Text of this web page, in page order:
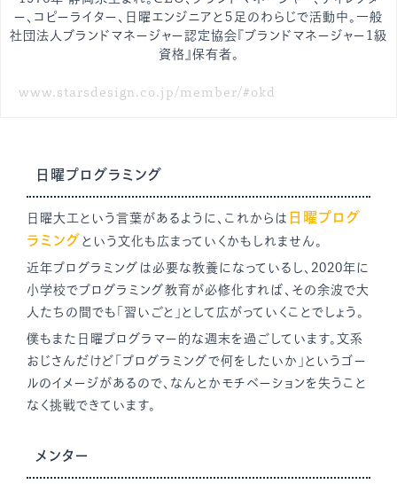
ー、コピーライター、日曜エンジニアと５足のわらじで活動中。一般
社団法人ブランドマネージャー認定協会『ブランドマネージャー1級
資格』保有者。
www.starsdesign.co.jp/member/#okd
日曜プログラミング
日曜大工という言葉があるように、これからは 日曜プログ
ラミング という文化も広まっていくかもしれません。
近年プログラミングは必要な教養になっているし、2020年に
小学校でプログラミング教育が必修化すれば、その余波で大
人たちの間でも「習いごと」として広がっていくことでしょう。
僕もまた日曜プログラマー的な週末を過ごしています。文系
おじさんだけど「プログラミングで何をしたいか」というゴー
ルのイメージがあるので、なんとかモチベーションを失うこと
なく挑戦できています。
メンター